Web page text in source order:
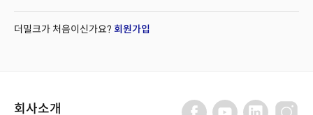
더밀크가 처음이신가요? 회원가입
회사소개